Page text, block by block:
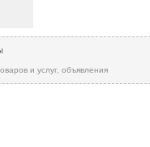
и услуг, объявления